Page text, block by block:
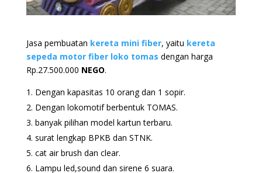
Jasa pembuatan kereta mini fiber, yaitu kereta
sepeda motor fiber loko tomas dengan harga
Rp.27.500.000 NEGO.
Dengan kapasitas 10 orang dan 1 sopir.
Dengan lokomotif berbentuk TOMAS.
banyak pilihan model kartun terbaru.
surat lengkap BPKB dan STNK.
cat air brush dan clear.
Lampu led,sound dan sirene 6 suara.